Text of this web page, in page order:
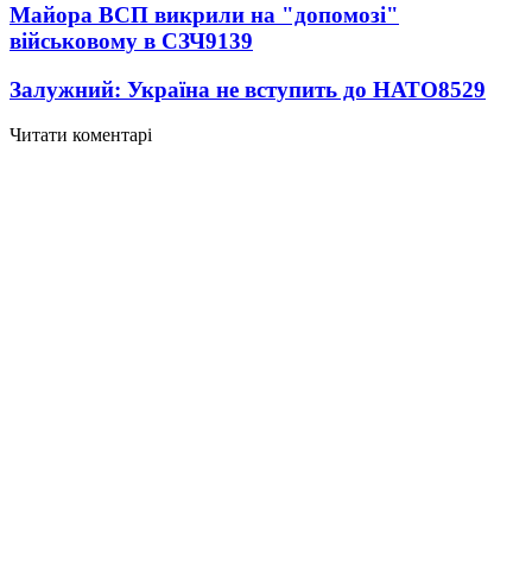
Майора ВСП викрили на "допомозі"
військовому в СЗЧ9139
Залужний: Україна не вступить до НАТО8529
Читати коментарі